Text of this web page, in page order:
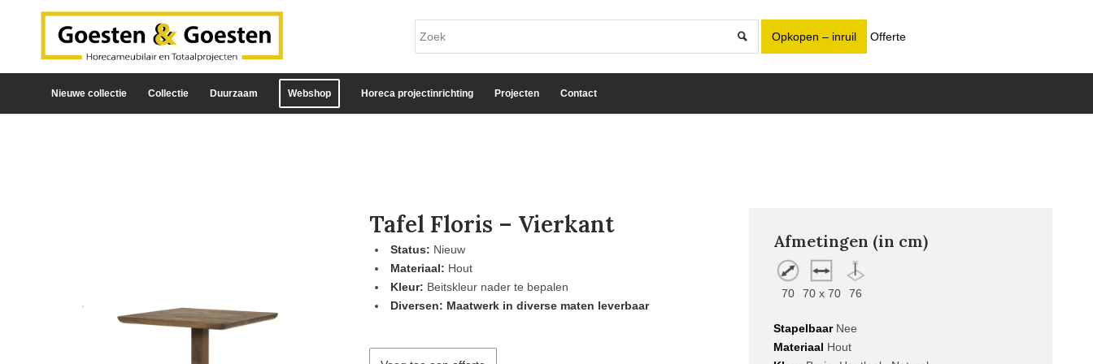
Opkopen – inruil Offerte
Nieuwe collectie Collectie Duurzaam Webshop Horeca projectinrichting Projecten Contact
Tafel Floris – Vierkant
Status: Nieuw
Materiaal: Hout
Kleur: Beitskleur nader te bepalen
Diversen: Maatwerk in diverse maten leverbaar
Afmetingen (in cm)
70 70 x 70 76
StapelbaarNee
Materiaal Hout